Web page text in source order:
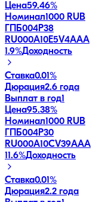
Цена59.46%
Номинал1000 RUB
ГПБ004Р38
RU000A10E5V4AAA
1.9%Доходность
Ставка0.01%
Дюрация2.6 года
Выплат в год1
Цена95.38%
Номинал1000 RUB
ГПБ004Р30
RU000A10CV39AAA
11.6%Доходность
Ставка0.01%
Дюрация2.2 года